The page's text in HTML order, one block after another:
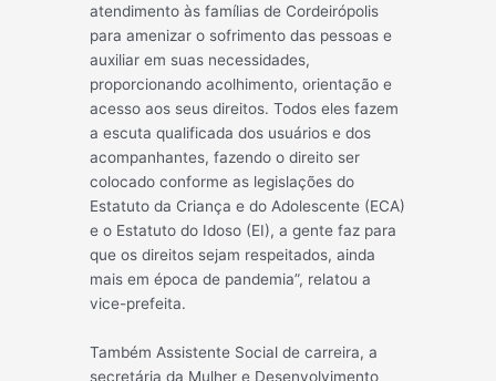
atendimento às famílias de Cordeirópolis
para amenizar o sofrimento das pessoas e
auxiliar em suas necessidades,
proporcionando acolhimento, orientação e
acesso aos seus direitos. Todos eles fazem
a escuta qualificada dos usuários e dos
acompanhantes, fazendo o direito ser
colocado conforme as legislações do
Estatuto da Criança e do Adolescente (ECA)
e o Estatuto do Idoso (EI), a gente faz para
que os direitos sejam respeitados, ainda
mais em época de pandemia”, relatou a
vice-prefeita.
Também Assistente Social de carreira, a
secretária da Mulher e Desenvolvimento